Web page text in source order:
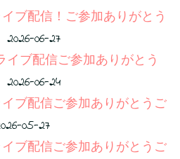
ブ配信！ご参加ありがとう
2026-06-27
イブ配信ご参加ありがとう
2026-06-24
ブ配信ご参加ありがとうご
05-27
ブ配信ご参加ありがとうご